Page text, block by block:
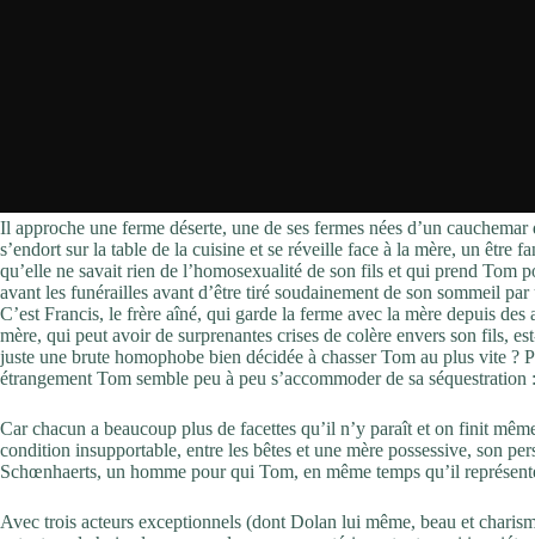
Il approche une ferme déserte, une de ses fermes nées d’un
s’endort sur la table de la cuisine et se réveille face à la mère, un être
qu’elle ne savait rien de l’homosexualité de son fils et qui prend
avant les funérailles avant d’être tiré soudainement de son sommeil
C’est Francis, le frère aîné, qui garde la ferme avec la mère depuis
mère, qui peut avoir de surprenantes crises de colère envers son fils,
juste une brute homophobe bien décidée à chasser Tom au plus vite
étrangement Tom semble peu à peu s’accommoder de sa
Car chacun a beaucoup plus de facettes qu’il n’y paraît et on finit
condition insupportable, entre les bêtes et une mère possessive, son
Schœnhaerts, un homme pour qui Tom, en même temps qu’il
Avec trois acteurs exceptionnels (dont Dolan lui même, beau et